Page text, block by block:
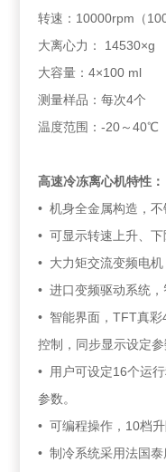
转速：10000rpm（
大离心力： 14530×g
大容量：4×100 ml
测量样品：每次4个
温度范围：-20～40℃
高速冷冻离心机特性：
• 机身全金属构造，不
• 可显示转速上升、下
• 大力矩交流变频电机
• 进口变频驱动系统，
• 智能界面，TFT真
控制，同步显示设定参
• 用户可设定16个运
参数。
• 可编程操作，10档
• 制冷系统采用法国